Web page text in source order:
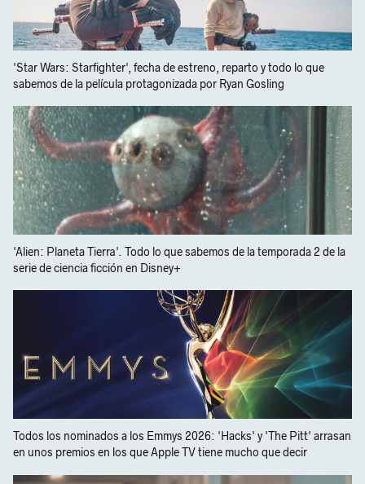
'Star Wars: Starfighter', fecha de estreno, reparto y todo lo que
sabemos de la película protagonizada por Ryan Gosling
'Alien: Planeta Tierra'. Todo lo que sabemos de la temporada 2 de la
serie de ciencia ficción en Disney+
Todos los nominados a los Emmys 2026: 'Hacks' y 'The Pitt' arrasan
en unos premios en los que Apple TV tiene mucho que decir